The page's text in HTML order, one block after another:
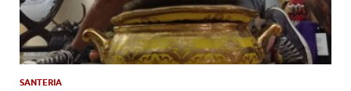
SANTERIA